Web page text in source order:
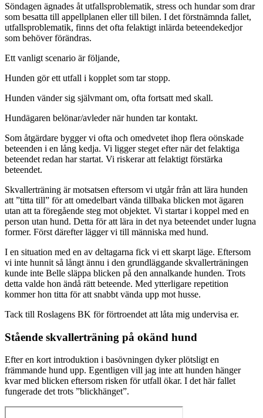
Söndagen ägnades åt utfallsproblematik, stress och hundar som drar
som besatta till appellplanen eller till bilen. I det förstnämnda fallet,
utfallsproblematik, finns det ofta felaktigt inlärda beteendekedjor
som behöver förändras.
Ett vanligt scenario är följande,
Hunden gör ett utfall i kopplet som tar stopp.
Hunden vänder sig självmant om, ofta fortsatt med skall.
Hundägaren belönar/avleder när hunden tar kontakt.
Som åtgärdare bygger vi ofta och omedvetet ihop flera oönskade
beteenden i en lång kedja. Vi ligger steget efter när det felaktiga
beteendet redan har startat. Vi riskerar att felaktigt förstärka
beteendet.
Skvallerträning är motsatsen eftersom vi utgår från att lära hunden
att ”titta till” för att omedelbart vända tillbaka blicken mot ägaren
utan att ta föregående steg mot objektet. Vi startar i koppel med en
person utan hund. Detta för att lära in det nya beteendet under lugna
former. Först därefter lägger vi till människa med hund.
I en situation med en av deltagarna fick vi ett skarpt läge. Eftersom
vi inte hunnit så långt ännu i den grundläggande skvallerträningen
kunde inte Belle släppa blicken på den annalkande hunden. Trots
detta valde hon ändå rätt beteende. Med ytterligare repetition
kommer hon titta för att snabbt vända upp mot husse.
Tack till Roslagens BK för förtroendet att låta mig undervisa er.
Stående skvallerträning på okänd hund
Efter en kort introduktion i basövningen dyker plötsligt en
främmande hund upp. Egentligen vill jag inte att hunden hänger
kvar med blicken eftersom risken för utfall ökar. I det här fallet
fungerade det trots ”blickhänget”.